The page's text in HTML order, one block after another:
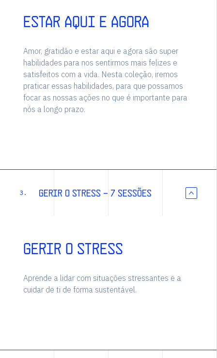
Estar aqui e agora
Amor, gratidão e estar aqui e agora são super
habilidades para nos sentirmos mais felizes e
satisfeitos com a vida. Nesta coleção, iremos
praticar essas habilidades, para que possamos
focar as nossas ações no que é importante para
nós a longo prazo.
3. Gerir o stress - 7 sessões
Gerir o stress
Aprende a lidar com situações stressantes e a
cuidar de ti de forma sustentável.